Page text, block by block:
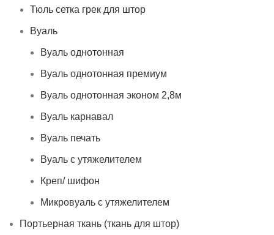
Тюль сетка грек для штор
Вуаль
Вуаль однотонная
Вуаль однотонная премиум
Вуаль однотонная эконом 2,8м
Вуаль карнавал
Вуаль печать
Вуаль с утяжелителем
Креп/ шифон
Микровуаль с утяжелителем
Портьерная ткань (ткань для штор)